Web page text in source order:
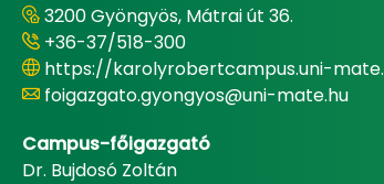
3200 Gyöngyös, Mátrai út 36.
+36-37/518-300
https://karolyrobertcampus.uni-
foigazgato.gyongyos@uni-mate.hu
Campus-főigazgató
Dr. Bujdosó Zoltán